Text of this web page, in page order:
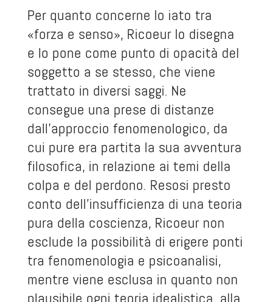
Per quanto concerne lo iato tra
«forza e senso», Ricoeur lo disegna
e lo pone come punto di opacità del
soggetto a se stesso, che viene
trattato in diversi saggi. Ne
consegue una prese di distanze
dall’approccio fenomenologico, da
cui pure era partita la sua avventura
filosofica, in relazione ai temi della
colpa e del perdono. Resosi presto
conto dell’insufficienza di una teoria
pura della coscienza, Ricoeur non
esclude la possibilità di erigere ponti
tra fenomenologia e psicoanalisi,
mentre viene esclusa in quanto non
plausibile ogni teoria idealistica, alla